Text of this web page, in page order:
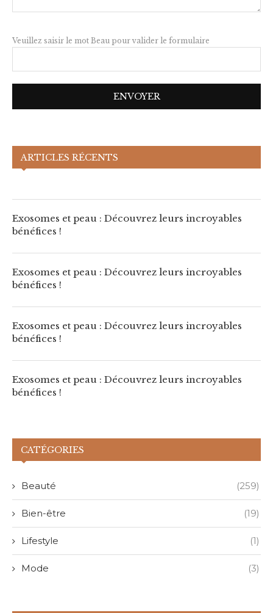
Veuillez saisir le mot Beau pour valider le formulaire
ARTICLES RÉCENTS
Exosomes et peau : Découvrez leurs
incroyables bénéfices !
Exosomes et peau : Découvrez leurs incroyables
bénéfices !
Exosomes et peau : Découvrez leurs incroyables
bénéfices !
Exosomes et peau : Découvrez leurs incroyables
bénéfices !
Exosomes et peau : Découvrez leurs incroyables
bénéfices !
CATÉGORIES
Beauté (259)
Bien-être (19)
Lifestyle (1)
Mode (3)